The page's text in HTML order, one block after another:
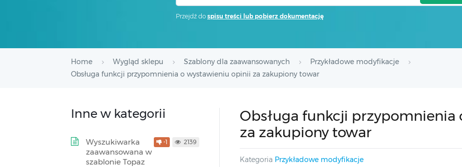
Przejdź do spisu treści lub pobierz dokumentację
Home Wygląd sklepu Szablony dla zaawansowanych
Przykładowe modyfikacje
Obsługa funkcji przypomnienia o wystawieniu opinii za zakupiony towar
Obsługa funkcji
za zakupiony towar
Kategoria Przykładowe modyfikacje
Inne w kategorii
Wyszukiwarka
zaawansowana w
szablonie Topaz
-1 2139